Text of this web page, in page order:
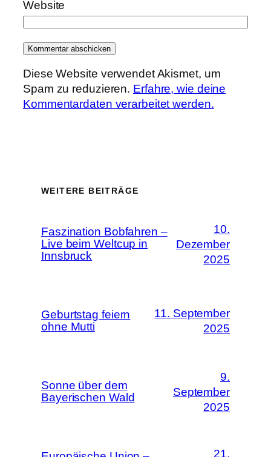
Website
Diese Website verwendet Akismet, um
Spam zu reduzieren. Erfahre, wie deine
Kommentardaten verarbeitet werden.
WEITERE BEITRÄGE
Faszination Bobfahren –
Live beim Weltcup in
Innsbruck
10.
Dezember
2025
Geburtstag feiern
ohne Mutti
11. September
2025
Sonne über dem
Bayerischen Wald
9.
September
2025
21.